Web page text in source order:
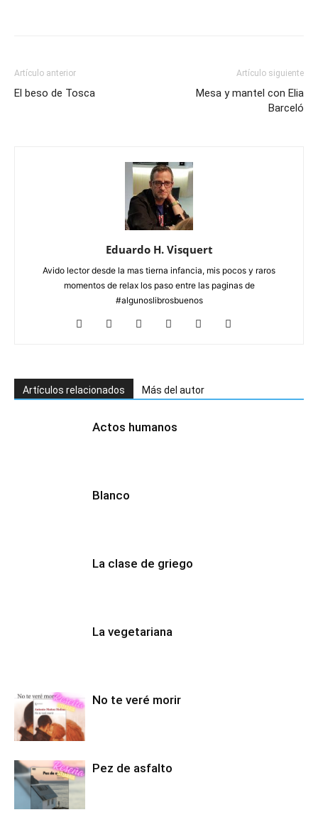
Artículo anterior
El beso de Tosca
Artículo siguiente
Mesa y mantel con Elia
Barceló
Eduardo H. Visquert
Avido lector desde la mas tierna infancia, mis pocos y raros
momentos de relax los paso entre las paginas de
#algunoslibrosbuenos
Artículos relacionados Más del autor
Actos humanos
Blanco
La clase de griego
La vegetariana
No te veré morir
Pez de asfalto